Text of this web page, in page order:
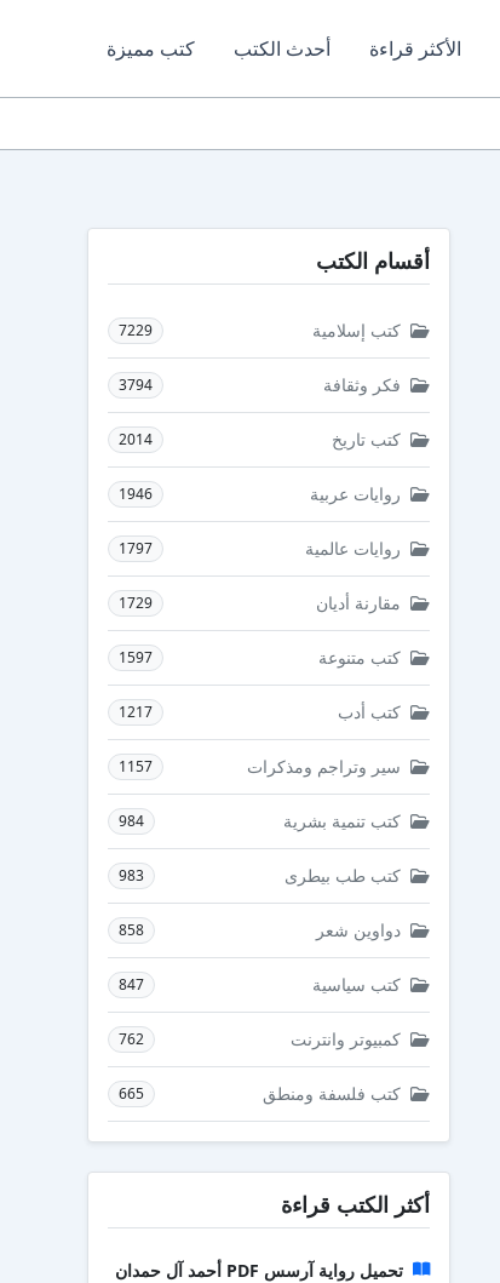
الأكثر قراءة أحدث الكتب كتب مميزة
أقسام الكتب
كتب إسلامية 7229
فكر وثقافة 3794
كتب تاريخ 2014
روايات عربية 1946
روايات عالمية 1797
مقارنة أديان 1729
كتب متنوعة 1597
كتب أدب 1217
سير وتراجم ومذكرات 1157
كتب تنمية بشرية 984
كتب طب بيطرى 983
دواوين شعر 858
كتب سياسية 847
كمبيوتر وانترنت 762
كتب فلسفة ومنطق 665
أكثر الكتب قراءة
تحميل رواية آرسس PDF أحمد آل حمدان